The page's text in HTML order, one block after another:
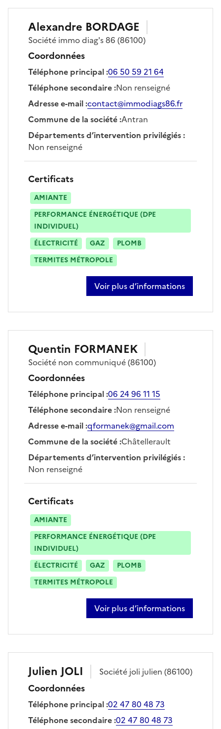
Alexandre BORDAGE
Société immo diag's 86 (86100)
Coordonnées
Téléphone principal:06 50 59 21 64
Téléphone secondaire:Non renseigné
Adresse e-mail:contact@immodiags86.fr
Commune de la société:Antran
Départements d’intervention privilégiés:
Non renseigné
Certificats
AMIANTE
PERFORMANCE ÉNERGÉTIQUE (DPE
INDIVIDUEL)
ÉLECTRICITÉ
GAZ
PLOMB
TERMITES MÉTROPOLE
Voir plus d’informations
sur alexandre bordage
Quentin FORMANEK
Société non communiqué(86100)
Coordonnées
Téléphone principal:06 24 96 11 15
Téléphone secondaire:Non renseigné
Adresse e-mail:qformanek@gmail.com
Commune de la société:Châtellerault
Départements d’intervention privilégiés:
Non renseigné
Certificats
AMIANTE
PERFORMANCE ÉNERGÉTIQUE (DPE
INDIVIDUEL)
ÉLECTRICITÉ
GAZ
PLOMB
TERMITES MÉTROPOLE
Voir plus d’informations
sur quentin formanek
Julien JOLI Société joli julien (86100)
Coordonnées
Téléphone principal:02 47 80 48 73
Téléphone secondaire:02 47 80 48 73